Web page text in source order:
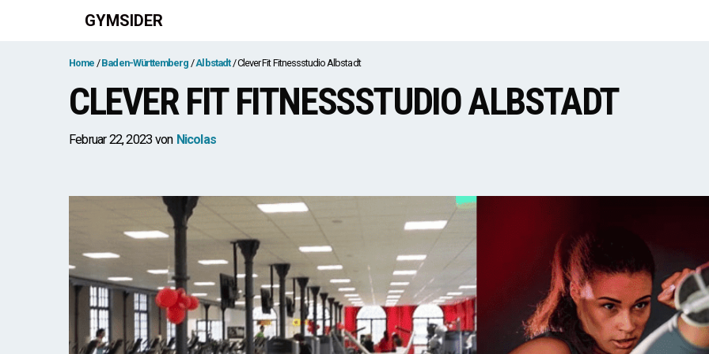
GYMSIDER
Home Baden-Württemberg Albstadt Clever Fit Fitnessstudio Albstadt
CLEVER FIT FITNESSSTUDIO ALBSTADT
Februar 22, 2023 von Nicolas